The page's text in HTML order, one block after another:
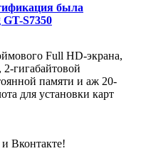
была
S7350
Full HD-экрана,
2-гигабайтовой
памяти и аж 20-
для установки карт
и Вконтакте!